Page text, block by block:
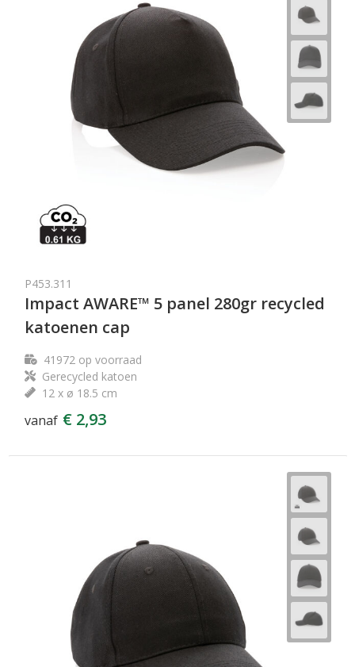
P453.311
Impact AWARE™ 5 panel 280gr recycled
katoenen cap
41972op voorraad
Gerecycled katoen
12 x ø 18.5 cm
vanaf € 2,93